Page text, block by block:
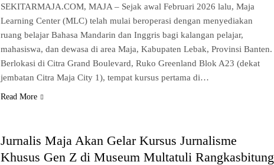
SEKITARMAJA.COM, MAJA – Sejak awal Februari 2026 lalu, Maja
Learning Center (MLC) telah mulai beroperasi dengan menyediakan
ruang belajar Bahasa Mandarin dan Inggris bagi kalangan pelajar,
mahasiswa, dan dewasa di area Maja, Kabupaten Lebak, Provinsi Banten.
Berlokasi di Citra Grand Boulevard, Ruko Greenland Blok A23 (dekat
jembatan Citra Maja City 1), tempat kursus pertama di…
Read More
Jurnalis Maja Akan Gelar Kursus Jurnalisme
Khusus Gen Z di Museum Multatuli Rangkasbitung